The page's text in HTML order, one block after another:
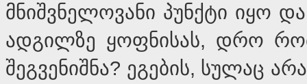
მნიშვნელოვანი პუნქტი იყო
ადგილზე ყოფნისას, დრო
შეგვენიშნა? ეგების, სულაც